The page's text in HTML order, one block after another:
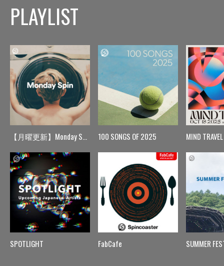
PLAYLIST
【月曜更新】Monday Spin
SPOTLIGHT
100 SONGS OF 2025
FabCafe
MIND TRAVEL
SUMMER